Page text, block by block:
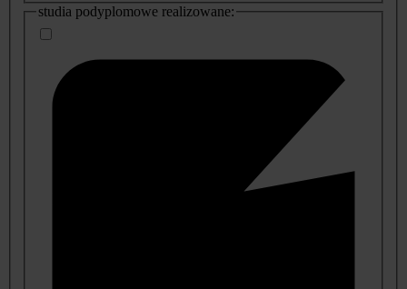
studia podyplomowe realizowane: